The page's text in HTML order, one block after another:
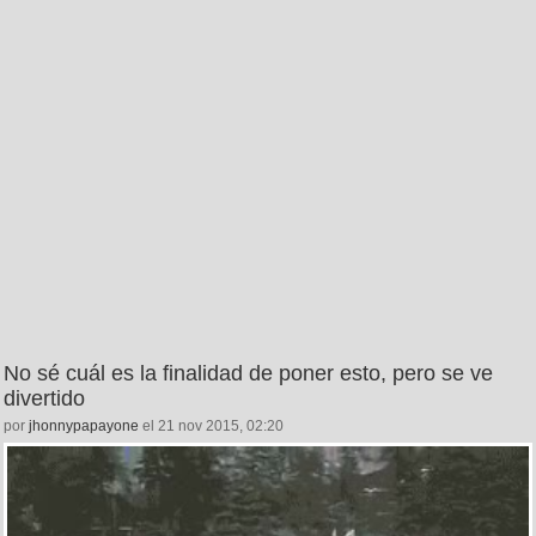
No sé cuál es la finalidad de poner esto, pero se ve
divertido
por jhonnypapayone el 21 nov 2015, 02:20